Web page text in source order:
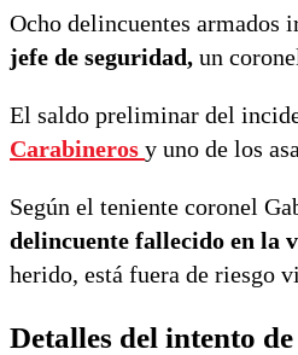
Ocho delincuentes armados
jefe de seguridad, un
El saldo preliminar del
Carabineros y uno de los
Según el teniente coronel
delincuente fallecido en la
herido, está fuera de riesgo
Detalles del intento